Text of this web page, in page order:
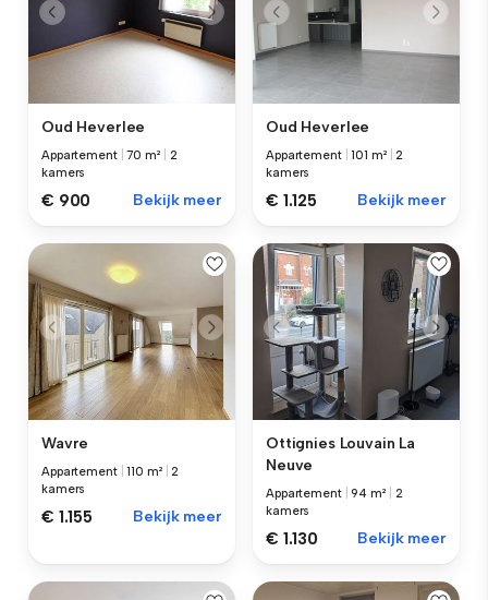
Oud Heverlee
Appartement |70 m²
2
kamers
€ 900 Bekijk meer
Oud Heverlee
Appartement |101 m² |2
kamers
€ 1.125 Bekijk meer
Wavre
Appartement |110 m² |2
kamers
€ 1.155 Bekijk meer
Ottignies Louvain La
Neuve
Appartement |94 m²
2
kamers
€ 1.130 Bekijk meer